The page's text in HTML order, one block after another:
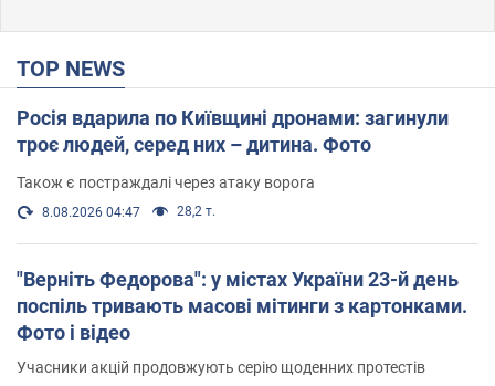
TOP NEWS
Росія вдарила по Київщині дронами: загинули
троє людей, серед них – дитина. Фото
Також є постраждалі через атаку ворога
8.08.2026 04:47 28,2 т.
"Верніть Федорова": у містах України 23-й день
поспіль тривають масові мітинги з картонками.
Фото і відео
Учасники акцій продовжують серію щоденних протестів